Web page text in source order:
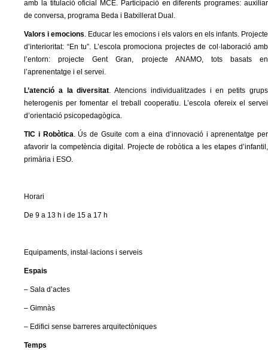
amb la titulació oficial MCE. Participació en diferents programes: auxiliar
de conversa, programa Beda i Batxillerat Dual.
Valors i emocions. Educar les emocions i els valors en els infants. Projecte
d’interioritat: “En tu”. L’escola promociona projectes de col·laboració amb
l’entorn: projecte Gent Gran, projecte ANAMO, tots basats en
l’aprenentatge i el servei.
L’atenció a la diversitat. Atencions individualitzades i en petits grups
heterogenis per fomentar el treball cooperatiu. L’escola ofereix el servei
d’orientació psicopedagògica.
TIC i Robòtica. Ús de Gsuite com a eina d’innovació i aprenentatge per
afavorir la competència digital. Projecte de robòtica a les etapes d’infantil,
primària i ESO.
Horari
De 9 a 13 h i de 15 a 17 h
Equipaments, instal·lacions i serveis
Espais
– Sala d’actes
– Gimnàs
– Edifici sense barreres arquitectòniques
Temps